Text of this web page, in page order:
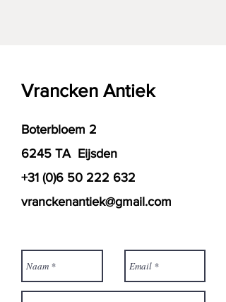
Vrancken Antiek
Boterbloem 2
6245 TA Eijsden
+31 (0)6 50 222 632
vranckenantiek@gmail.com